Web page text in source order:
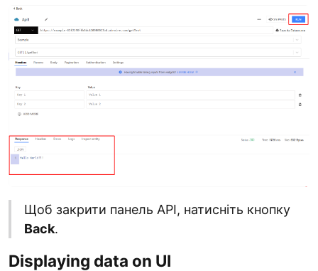
Щоб закрити панель API, натисніть кнопку
Back.
Displaying data on UI